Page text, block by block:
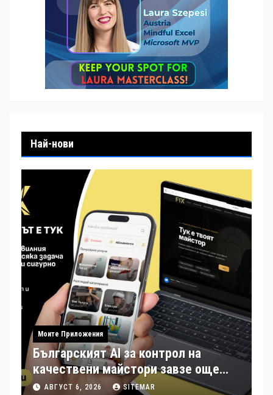
Най-нови
Моите Приложения
Българският AI за контрол на
качествени майстори завзе още
шест страни в Европа
АВГУСТ 6, 2026 SITEMAR